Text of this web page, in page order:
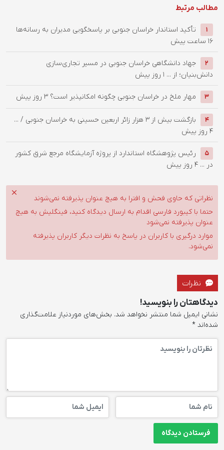
مطالب مرتبط
1
تأکید استاندار خراسان جنوبی بر پاسخگویی مدیران به رسانه‌ها
16 ساعت پیش
2
جهاد دانشگاهی خراسان جنوبی در مسیر تجاری‌سازی
دانش‌بنیان؛ از ... 1 روز پیش
3 ‌مهار ملخ در خراسان جنوبی چگونه امکانپذیر است؟ 3 روز پیش
4
بازگشت بیش از ۳ هزار زائر اربعین حسینی به خراسان جنوبی / ...
4 روز پیش
5
رئیس پژوهشگاه استاندارد از پروژه آزمایشگاه مرجع شرق کشور
در ... 4 روز پیش
نظراتی که حاوی فحش و افترا به هیچ عنوان پذیرفته نمی‌شوند
حتما با کیبورد فارسی اقدام به ارسال دیدگاه کنید، فینگلیش به هیچ
عنوان پذیرفته نمی‌شود
موارد درگیری با کاربران در پاسخ به نظرات دیگر کاربران پذیرفته
نمی‌شود.
نظرات
دیدگاهتان را بنویسید!
نشانی ایمیل شما منتشر نخواهد شد. بخش‌های موردنیاز علامت‌گذاری
شده‌اند *